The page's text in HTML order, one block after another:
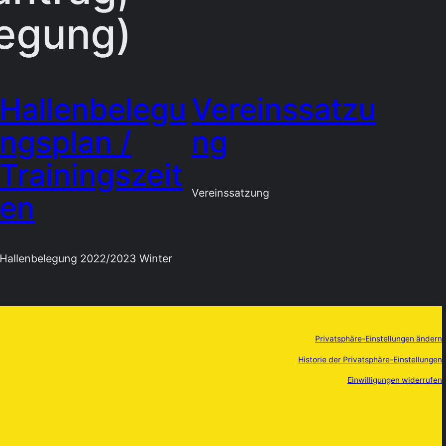
Hallenbelegu
ngsplan /
Trainingszeit
en
Hallenbelegung 2022/2023 Winter
Vereinssatzu
ng
Vereinssatzung
Privatsphäre-Einstellungen ändern
Historie der Privatsphäre-Einstellungen
Einwilligungen widerrufen